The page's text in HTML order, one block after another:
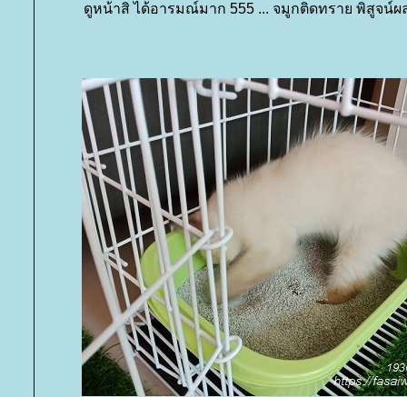
ดูหน้าสิ ได้อารมณ์มาก 555 ... จมูกติดทราย พิสูจน์